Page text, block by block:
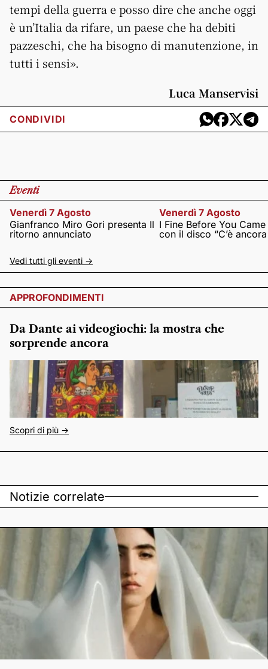
tempi della guerra e posso dire che anche oggi
è un’Italia da rifare, un paese che ha debiti
pazzeschi, che ha bisogno di manutenzione, in
tutti i sensi».
Luca Manservisi
CONDIVIDI
Eventi
Venerdì 7 Agosto
Gianfranco Miro Gori presenta Il
ritorno annunciato
Venerdì 7 Agosto
I Fine Before You
con il disco “C’è
Vedi tutti gli eventi ->
APPROFONDIMENTI
Da Dante ai videogiochi: la mostra che
sorprende ancora
Scopri di più ->
Notizie correlate